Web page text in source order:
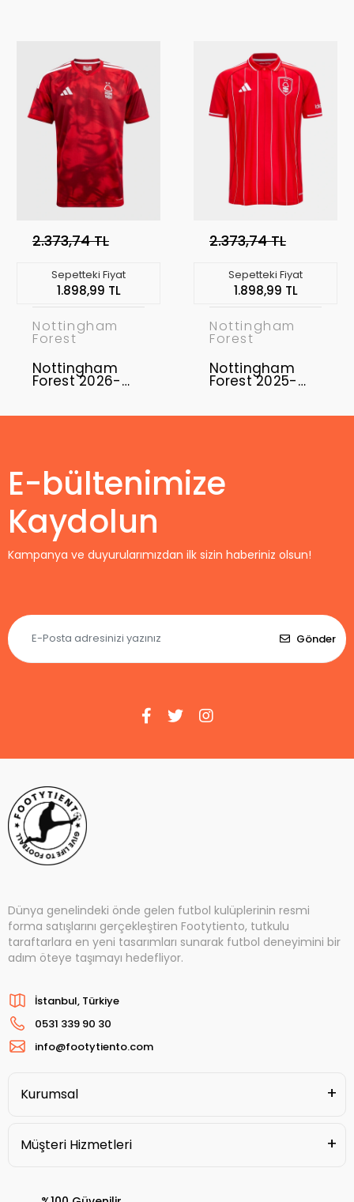
2.373,74 TL
Sepetteki Fiyat
1.898,99 TL
Nottingham
Forest
Nottingham
Forest 2026-
2.373,74 TL
Sepetteki Fiyat
1.898,99 TL
Nottingham
Forest
Nottingham
Forest 2025-
E-bültenimize
Kaydolun
Kampanya ve duyurularımızdan ilk sizin haberiniz olsun!
Gönder
Dünya genelindeki önde gelen futbol kulüplerinin resmi
forma satışlarını gerçekleştiren Footytiento, tutkulu
taraftarlara en yeni tasarımları sunarak futbol deneyimini bir
adım öteye taşımayı hedefliyor.
İstanbul, Türkiye
0531 339 90 30
info@footytiento.com
Kurumsal
Müşteri Hizmetleri